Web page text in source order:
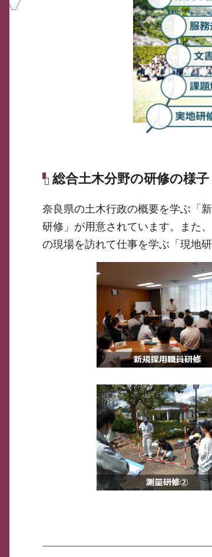
総合土木分野の研修の様子
奈良県の土木行政の概要を学ぶ「
研修」が用意されています。また
の現場を訪れて仕事を学ぶ「現地